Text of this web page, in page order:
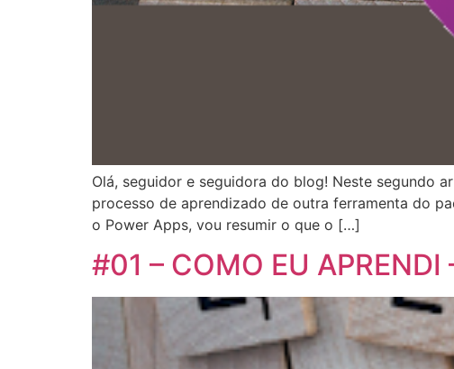
Olá, seguidor e seguidora do blog! Neste segundo
processo de aprendizado de outra ferramenta do
o Power Apps, vou resumir o que o […]
#01 – COMO EU